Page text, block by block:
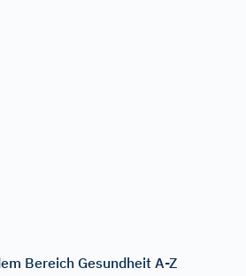
Bereich Gesundheit A-Z